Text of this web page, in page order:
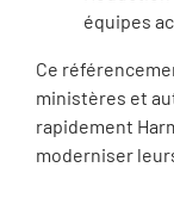
équipes
Ce
ministères et
rapidement
moderniser